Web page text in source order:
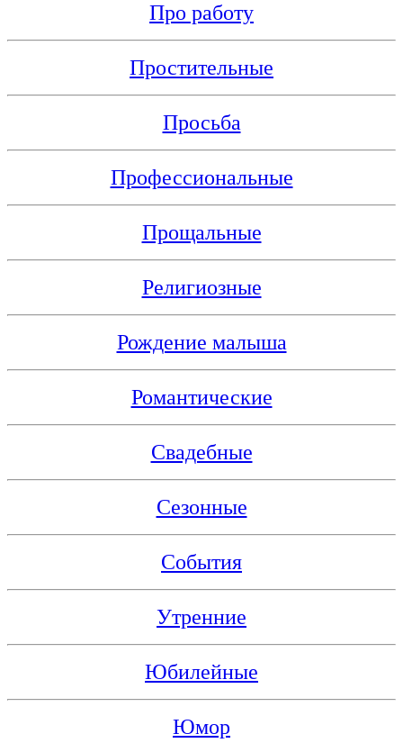
Про работу
Простительные
Просьба
Профессиональные
Прощальные
Религиозные
Рождение малыша
Романтические
Свадебные
Сезонные
События
Утренние
Юбилейные
Юмор